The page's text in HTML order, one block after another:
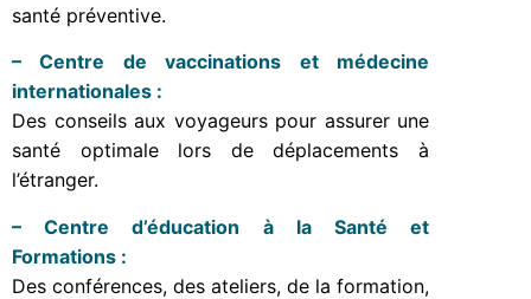
santé préventive.
– Centre de vaccinations et médecine
internationales :
Des conseils aux voyageurs pour assurer une
santé optimale lors de déplacements à
l’étranger.
– Centre d’éducation à la Santé et
Formations :
Des conférences, des ateliers, de la formation,